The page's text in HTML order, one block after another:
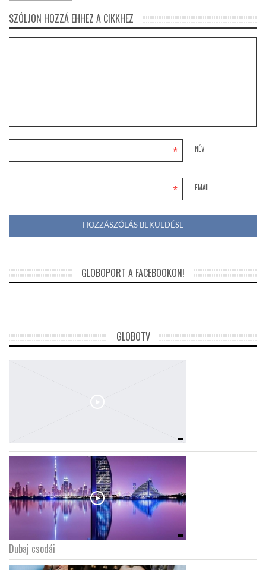
SZÓLJON HOZZÁ EHHEZ A CIKKHEZ
NÉV
*
EMAIL
*
GLOBOPORT A FACEBOOKON!
GLOBOTV
Dubaj csodái